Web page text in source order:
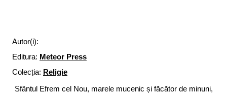
Autor(i):
Editura: Meteor Press
Colecția: Religie
Sfântul Efrem cel Nou, marele mucenic și făcător de minuni,